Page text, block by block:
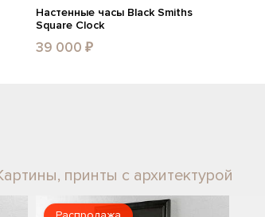
Настенные часы Black Smiths
Square Clock
39 000 ₽
принты с архитектурой